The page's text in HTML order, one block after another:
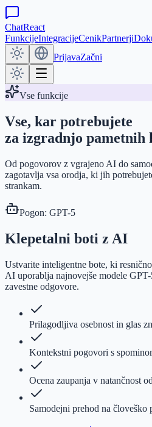
ChatReact
FunkcijeIntegracijeCenikPartnerji
PrijavaZačni
Vse funkcije
Vse, kar potrebujete
za izgradnjo pametnih
Od pogovorov z vgrajeno AI do
zagotavlja vsa orodja, ki jih
strankam.
Pogon: GPT-5
Klepetalni boti z AI
Ustvarite inteligentne bote, ki
AI uporablja najnovejše modele
zavestne odgovore.
Prilagodljiva osebnost in glas
Kontekstni pogovori s
Ocena zaupanja v natančnost
Samodejni prehod na človeško